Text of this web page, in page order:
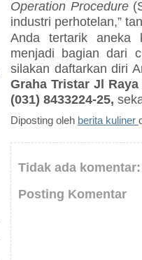
Operation Procedure
industri perhotelan,”
Anda tertarik aneka
menjadi bagian dari
silakan daftarkan diri
Graha Tristar Jl
(031) 8433224-25,
Diposting oleh berita kuliner
Tidak ada komentar:
Posting Komentar